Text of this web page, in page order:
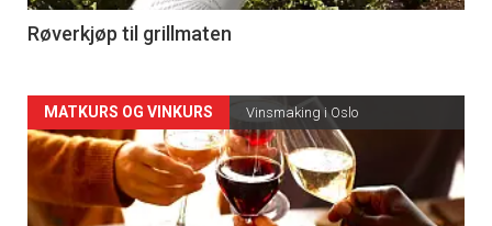
4
Røverkjøp til grillmaten
Forsiden
akkurat
nå
MATKURS OG VINKURS Vinsmaking i Oslo